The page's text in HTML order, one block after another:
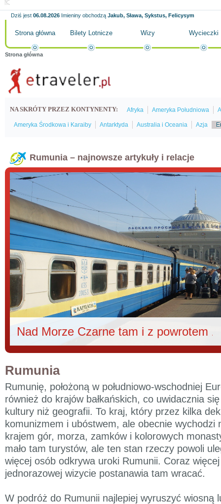
Dziś jest 06.08.2026 Imieniny obchodzą Jakub, Sława, Sykstus, Felicysym
Strona główna Bilety Lotnicze Wizy Wycieczki
Strona główna
NA SKRÓTY PRZEZ KONTYNENTY: Afryka Ameryka Południowa
Ameryka Środkowa i Karaiby Antarktyda Australia i Oceania Azja
Rumunia – najnowsze artykuły i relacje
Nad Morze Czarne tam i z powrotem - część II
Rumunia
Rumunię, położoną w południowo-wschodniej
również do krajów bałkańskich, co uwidacznia
kultury niż geografii. To kraj, który przez kilka
komunizmem i ubóstwem, ale obecnie wychodzi
krajem gór, morza, zamków i kolorowych
mało tam turystów, ale ten stan rzeczy powoli
więcej osób odkrywa uroki Rumunii. Coraz
jednorazowej wizycie postanawia tam wracać.
W podróż do Rumunii najlepiej wyruszyć wiosną